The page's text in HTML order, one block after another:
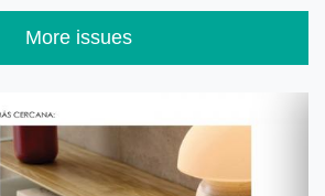
More issues